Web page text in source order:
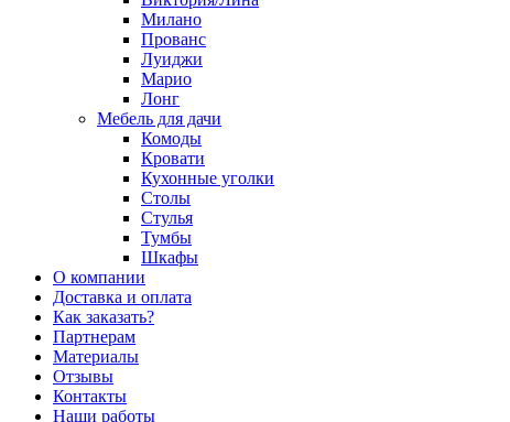
Милано
Прованс
Луиджи
Марио
Лонг
Мебель для дачи
Комоды
Кровати
Кухонные уголки
Столы
Стулья
Тумбы
Шкафы
О компании
Доставка и оплата
Как заказать?
Партнерам
Материалы
Отзывы
Контакты
Наши работы